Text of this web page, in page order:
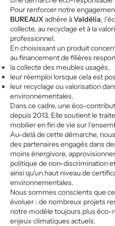
Pour renforcer notre
BUREAUXadhère àValdélia,
collecte, au recyclage et à la
professionnel.
En choisissant un produit
au financement de filières
la collecte des meubles usagés,
leur réemploi lorsque cela est
leur recyclage ou valorisation
environnementales.
Dans ce cadre, une éco-
depuis 2013. Elle soutient le
mobilier en fin de vie sur
Au-delà de cette démarche,
des partenaires engagés dans
moins énergivore,
politique de non-discrimination
ainsi qu’un haut niveau de
environnementales.
Nous sommes conscients que
évoluer : de nombreux projets
notre modèle toujours plus éco-
enjeux climatiques actuels.